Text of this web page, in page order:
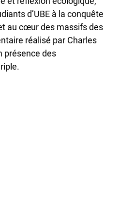
d’UBE à la conquête
au cœur des massifs des
réalisé par Charles
présence des